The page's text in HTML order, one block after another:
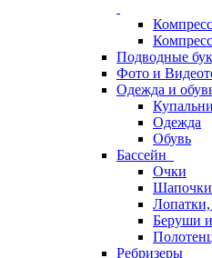
Подводные
Фото и
Одежда и
Одежда
Обувь
Бассейн
Очки
Шапочки
Беруши
Ребризеры